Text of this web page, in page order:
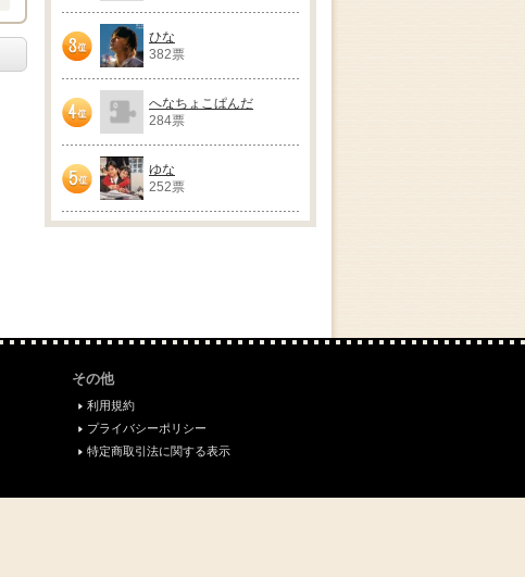
2位
3位
ひな
382票
4位
へなちょこぱんだ
284票
5位
ゆな
252票
その他
利用規約
プライバシーポリシー
特定商取引法に関する表示